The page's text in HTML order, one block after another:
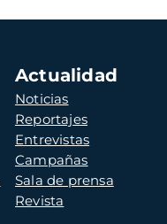
Actualidad
Noticias
Reportajes
Entrevistas
Campañas
Sala de prensa
Revista